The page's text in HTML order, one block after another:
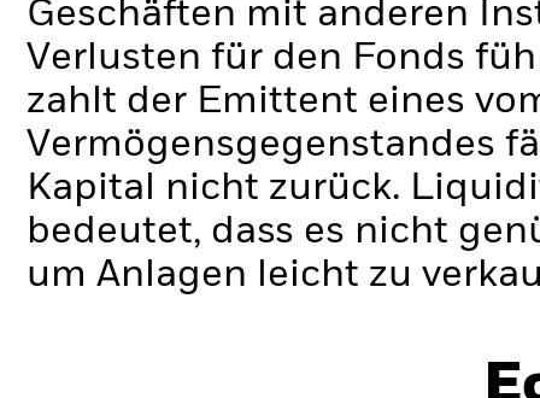
Geschäften mit anderen
Verlusten für den Fonds
zahlt der Emittent eines
Vermögensgegenstandes
Kapital nicht zurück.
bedeutet, dass es nicht
um Anlagen leicht zu